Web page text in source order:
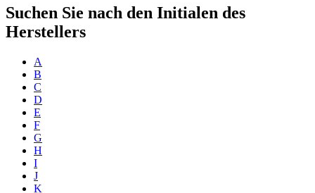
Suchen Sie nach den Initialen des
Herstellers
A
B
C
D
E
F
G
H
I
J
K